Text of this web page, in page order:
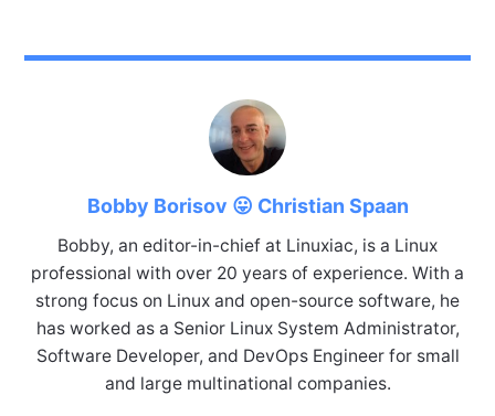
Bobby Borisov 😛 Christian Spaan
Bobby, an editor-in-chief at Linuxiac, is a Linux
professional with over 20 years of experience. With a
strong focus on Linux and open-source software, he
has worked as a Senior Linux System Administrator,
Software Developer, and DevOps Engineer for small
and large multinational companies.